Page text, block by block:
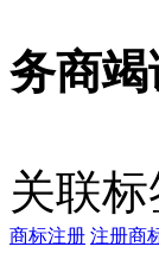
务商竭
关联标
商标注册 注册商